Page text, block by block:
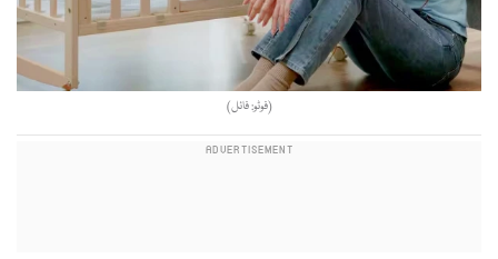
(فوٹو: فائل)